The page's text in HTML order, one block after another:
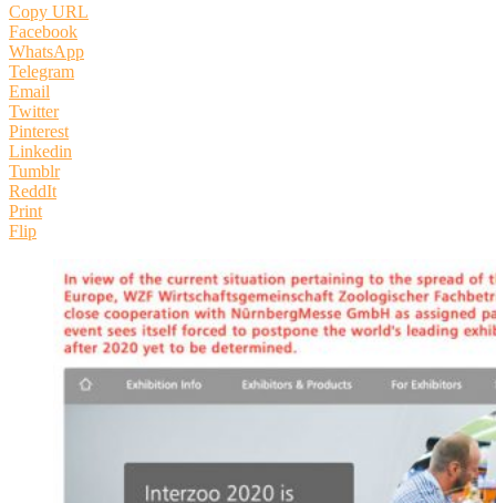
Copy URL
Facebook
WhatsApp
Telegram
Email
Twitter
Pinterest
Linkedin
Tumblr
ReddIt
Print
Flip